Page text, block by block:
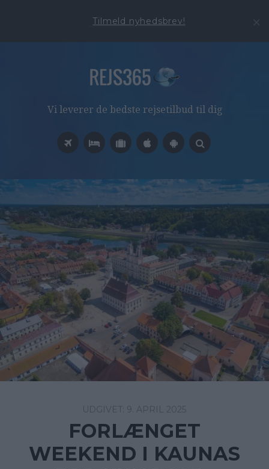
Tilmeld nyhedsbrev!
Vi leverer de bedste rejsetilbud til dig
9. APRIL 2025
FORLÆNGET
WEEKEND I KAUNAS